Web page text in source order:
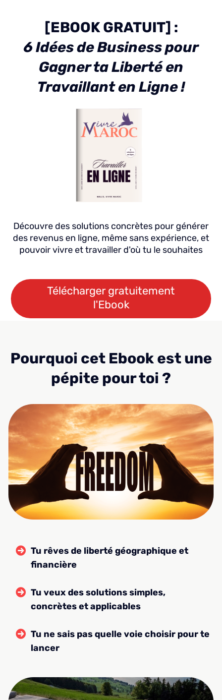
[EBOOK GRATUIT] :
6 Idées de Business pour
Gagner ta Liberté en
Travaillant en Ligne !
Découvre des solutions concrètes pour générer
des revenus en ligne, même sans expérience, et
pouvoir vivre et travailler d'où tu le souhaites
Télécharger gratuitement
l'Ebook
Pourquoi cet Ebook est une
pépite pour toi ?
Tu rêves de liberté géographique et
financière
Tu veux des solutions simples,
concrètes et applicables
Tu ne sais pas quelle voie choisir pour te
lancer